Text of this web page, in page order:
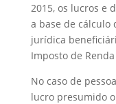
2015, os lucros e
a base de cálculo
jurídica
Imposto de
No caso de
lucro presumido